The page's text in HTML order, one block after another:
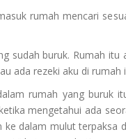
rumah mencari
sudah buruk. Rumah
ada rezeki aku di
rumah yang buruk
mengetahui ada
dalam mulut